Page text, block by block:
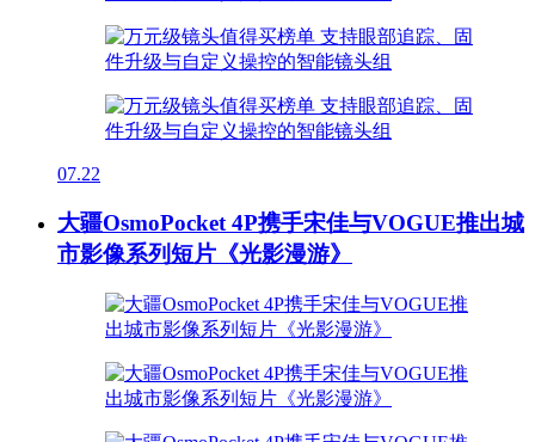
07.22
大疆OsmoPocket 4P携手宋佳与VOGUE推出城
市影像系列短片《光影漫游》